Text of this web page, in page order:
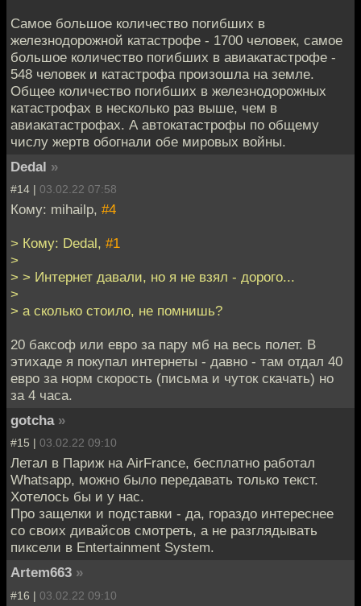
Cамое большое количество погибших в
железнодорожной катастрофе - 1700 человек, самое
большое количество погибших в авиакатастрофе -
548 человек и катастрофа произошла на земле.
Общее количество погибших в железнодорожных
катастрофах в несколько раз выше, чем в
авиакатастрофах. А автокатастрофы по общему
числу жертв обогнали обе мировых войны.
Dedal »
#14 | 03.02.22 07:58
Кому: mihailp, #4
> Кому: Dedal, #1
>
> > Интернет давали, но я не взял - дорого...
>
> а сколько стоило, не помнишь?
20 баксоф или евро за пару мб на весь полет. В
этихаде я покупал интернеты - давно - там отдал 40
евро за норм скорость (письма и чуток скачать) но
за 4 часа.
gotcha »
#15 | 03.02.22 09:10
Летал в Париж на AirFrance, бесплатно работал
Whatsapp, можно было передавать только текст.
Хотелось бы и у нас.
Про защелки и подставки - да, гораздо интереснее
со своих дивайсов смотреть, а не разглядывать
пиксели в Entertainment System.
Artem663 »
#16 | 03.02.22 09:10